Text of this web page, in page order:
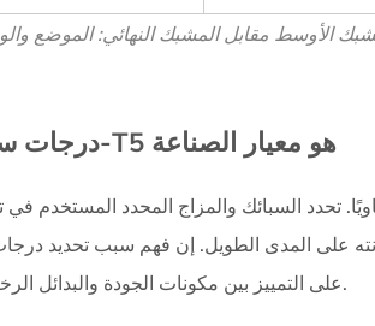
الأوسط مقابل المشبك النهائي: الموضع
درجات سبائك الألومنيوم: لماذا يعتبر 6005-T5 هو معيار الصناعة
تحدد السبائك والمزاج المحدد المستخدم
على المدى الطويل. إن فهم سبب تحديد
على التمييز بين مكونات الجودة والبدائل الرخيصة التي قد يكون أداؤها ضعيفًا في هذا المجال.